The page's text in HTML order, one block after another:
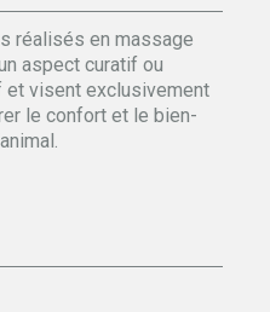
réalisés en massage
aspect curatif ou
et visent exclusivement
le confort et le bien-